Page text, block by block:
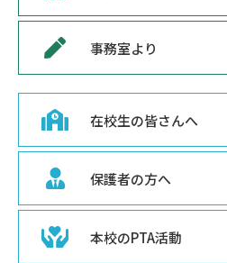
事務室より
在校生の皆さんへ
保護者の方へ
本校のPTA活動